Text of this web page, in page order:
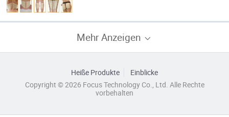
Mehr Anzeigen
Heiße Produkte
Einblicke
Copyright © 2026 Focus Technology Co., Ltd. Alle Rechte
vorbehalten